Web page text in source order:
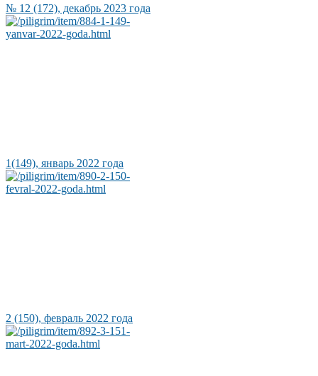
№ 12 (172), декабрь 2023 года
1(149), январь 2022 года
2 (150), февраль 2022 года